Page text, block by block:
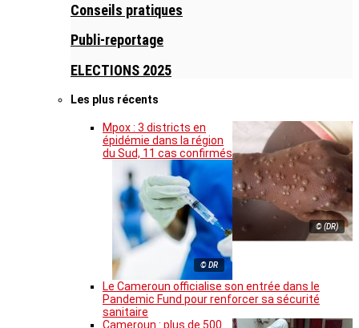
Conseils pratiques
Publi-reportage
ELECTIONS 2025
Les plus récents
© (DR)
Mpox : 3 districts en
épidémie dans la région
du Sud, 11 cas confirmés
© DR
Le Cameroun officialise son entrée dans le
Pandemic Fund pour renforcer sa sécurité
sanitaire
Cameroun : plus de 500